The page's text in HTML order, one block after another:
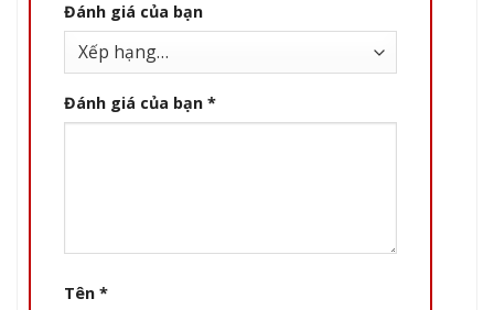
Đánh giá của bạn
Đánh giá của bạn *
Tên *